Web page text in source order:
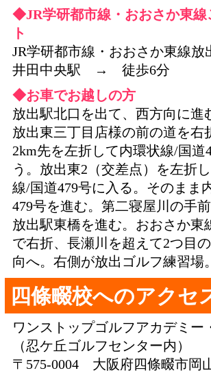
◆JR学研都市線・おおさか東線
ト
JR学研都市線・おおさか東
井田中央駅 → 徒歩6分
◆お車でお越しの方
放出駅北口を出て、西方向に進
放出東三丁目店様の前の道を右
2km先を左折して内環状線/国道
う。放出東2（交差点）を左折
線/国道479号に入る。そのまま
479号を進む。第二寝屋川の手前
放出駅東橋を進む。おおさか東
で右折、長瀬川を超えて2つ目
向へ。右側が放出ゴルフ練習場。
四條畷校へのアクセ
ワンストップゴルフアカデミー
（忍ケ丘ゴルフセンター内）
〒575-0004 大阪府四條畷市岡